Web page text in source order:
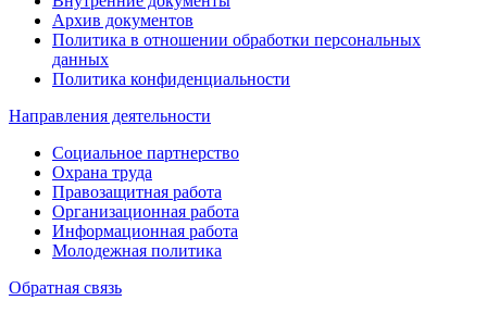
Архив документов
Политика в отношении обработки персональных
данных
Политика конфиденциальности
Направления деятельности
Социальное партнерство
Охрана труда
Правозащитная работа
Организационная работа
Информационная работа
Молодежная политика
Обратная связь